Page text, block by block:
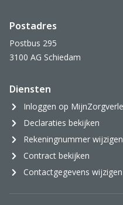
Postadres
Postbus 295
3100 AG Schiedam
Diensten
Inloggen op
Declaraties bekijken
Rekeningnummer wijzigen
Contract bekijken
Contactgegevens wijzigen